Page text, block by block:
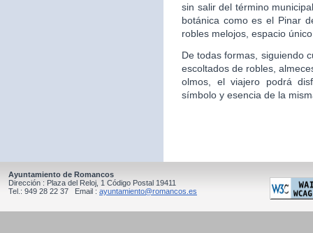
sin salir del término
botánica como es el Pinar
robles melojos, espacio
De todas formas, siguiendo
escoltados de robles,
olmos, el viajero podrá
símbolo y esencia de la
Ayuntamiento de Romancos
Dirección : Plaza del Reloj, 1 Código Postal 19411
Tel.: 949 28 22 37 Email : ayuntamiento@romancos.es